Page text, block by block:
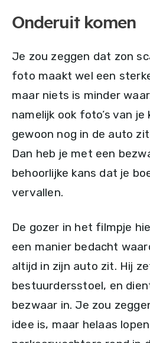
Onderuit komen
Je zou zeggen dat zon
foto maakt wel een
maar niets is minder
namelijk ook foto’s van je
gewoon nog in de auto
Dan heb je met een
behoorlijke kans dat je
vervallen.
De gozer in het filmpje
een manier bedacht
altijd in zijn auto zit. Hij
bestuurdersstoel, en
bezwaar in. Je zou
idee is, maar helaas